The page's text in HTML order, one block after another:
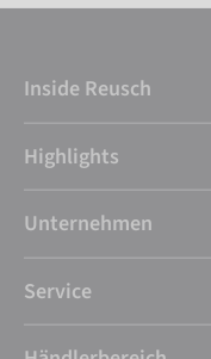
Inside Reusch
Highlights
Unternehmen
Service